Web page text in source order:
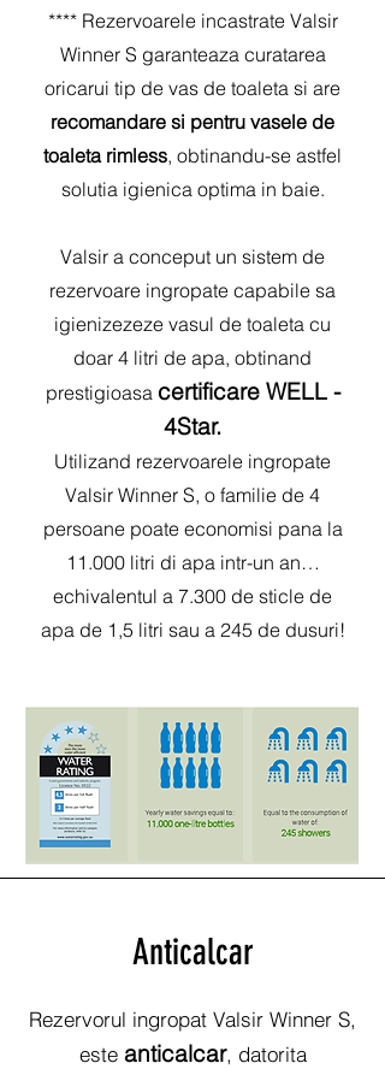
**** Rezervoarele incastrate Valsir
Winner S garanteaza curatarea
oricarui tip de vas de toaleta si are
recomandare si pentru vasele de
toaleta rimless, obtinandu-se astfel
solutia igienica optima in baie.
Valsir a conceput un sistem de
rezervoare ingropate capabile sa
igienizezeze vasul de toaleta cu
doar 4 litri de apa, obtinand
prestigioasa certificare WELL -
4Star.
Utilizand rezervoarele ingropate
Valsir Winner S, o familie de 4
persoane poate economisi pana la
11.000 litri di apa intr-un an…
echivalentul a 7.300 de sticle de
apa de 1,5 litri sau a 245 de dusuri!
Anticalcar
Rezervorul ingropat Valsir Winner S,
este anticalcar, datorita